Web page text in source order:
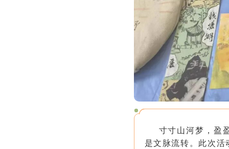
寸寸山河梦，盈
是文脉流转。此次